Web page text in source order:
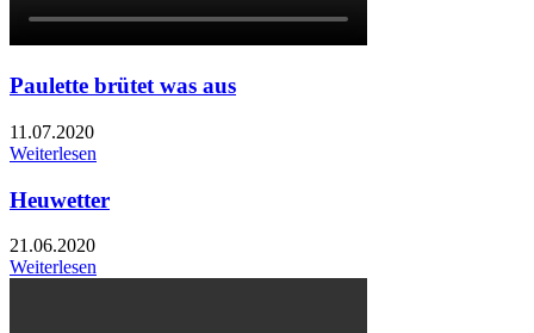
Paulette brütet was aus
11.07.2020
Weiterlesen
Heuwetter
21.06.2020
Weiterlesen